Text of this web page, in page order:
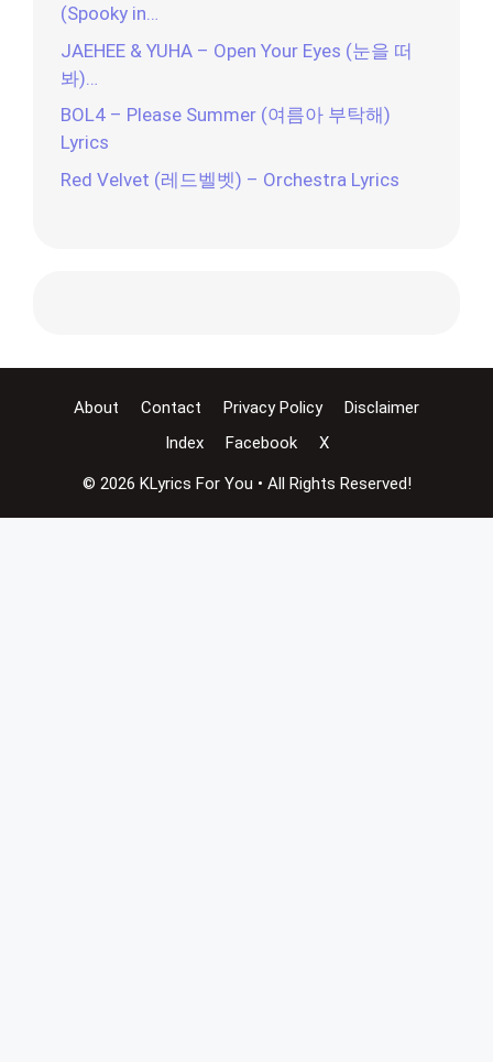
(Spooky in…
JAEHEE & YUHA – Open Your Eyes (눈을 떠
봐)…
BOL4 – Please Summer (여름아 부탁해)
Lyrics
Red Velvet (레드벨벳) – Orchestra Lyrics
About Contact Privacy Policy
Disclaimer
Index
Facebook X
© 2026 KLyrics For You • All Rights Reserved!